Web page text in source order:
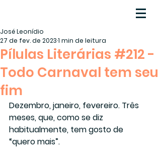
Pílulas Literárias #212 -
Todo Carnaval tem seu
fim
José Leonídio
27 de fev. de 20231 min de leitura
Dezembro, janeiro, fevereiro. Três
meses, que, como se diz
habitualmente, tem gosto de
“quero mais”.